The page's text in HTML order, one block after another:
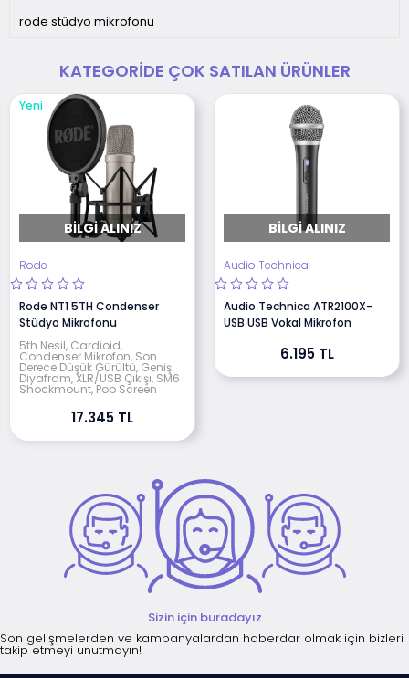
rode stüdyo mikrofonu
KATEGORIDE ÇOK SATILAN ÜRÜNLER
Yeni
BILGI ALINIZ
Rode
Rode NT1 5TH Condenser
Stüdyo Mikrofonu
5th Nesil, Cardioid,
Condenser Mikrofon, Son
Derece Düşük Gürültü, Geniş
Diyafram, XLR/USB Çıkışı, SM6
Shockmount, Pop Screen
17.345 TL
BILGI ALINIZ
Audio Technica
Audio Technica ATR2100X-
USB USB Vokal Mikrofon
6.195 TL
Sizin için buradayız
Son gelişmelerden ve kampanyalardan haberdar olmak için bizleri
takip etmeyi unutmayın!